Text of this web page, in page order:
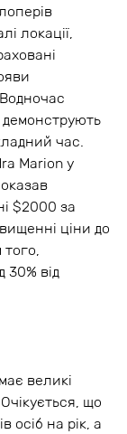
локації,
час.
Marion у
$2000 за
ціни до
того,
30% від
великі
що
осіб на рік, а